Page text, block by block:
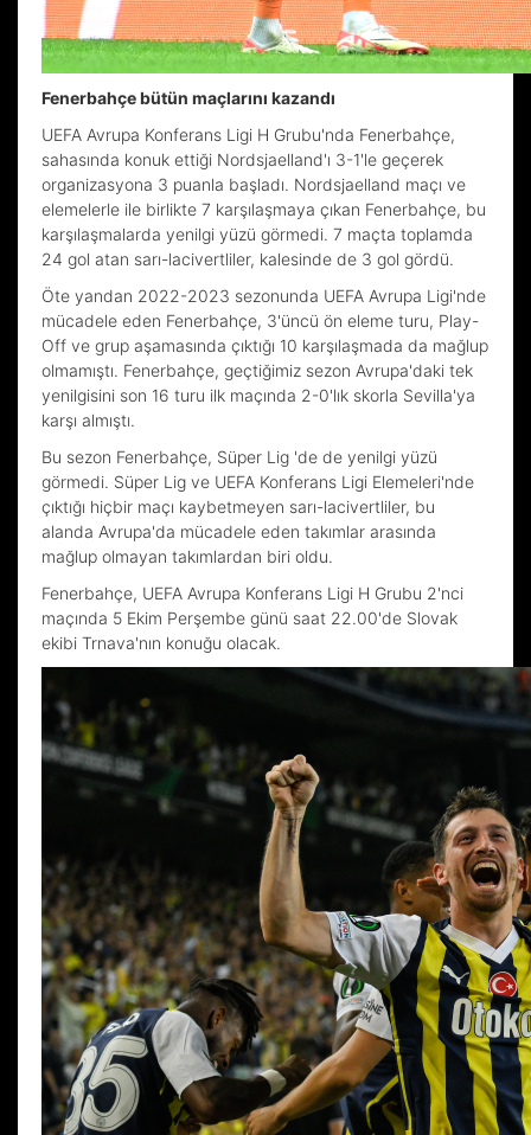
Fenerbahçe bütün maçlarını kazandı
UEFA Avrupa Konferans Ligi H Grubu'nda Fenerbahçe,
sahasında konuk ettiği Nordsjaelland'ı 3-1'le geçerek
organizasyona 3 puanla başladı. Nordsjaelland maçı ve
elemelerle ile birlikte 7 karşılaşmaya çıkan Fenerbahçe, bu
karşılaşmalarda yenilgi yüzü görmedi. 7 maçta toplamda
24 gol atan sarı-lacivertliler, kalesinde de 3 gol gördü.
Öte yandan 2022-2023 sezonunda UEFA Avrupa Ligi'nde
mücadele eden Fenerbahçe, 3'üncü ön eleme turu, Play-
Off ve grup aşamasında çıktığı 10 karşılaşmada da mağlup
olmamıştı. Fenerbahçe, geçtiğimiz sezon Avrupa'daki tek
yenilgisini son 16 turu ilk maçında 2-0'lık skorla Sevilla'ya
karşı almıştı.
Bu sezon Fenerbahçe, Süper Lig 'de de yenilgi yüzü
görmedi. Süper Lig ve UEFA Konferans Ligi Elemeleri'nde
çıktığı hiçbir maçı kaybetmeyen sarı-lacivertliler, bu
alanda Avrupa'da mücadele eden takımlar arasında
mağlup olmayan takımlardan biri oldu.
Fenerbahçe, UEFA Avrupa Konferans Ligi H Grubu 2'nci
maçında 5 Ekim Perşembe günü saat 22.00'de Slovak
ekibi Trnava'nın konuğu olacak.